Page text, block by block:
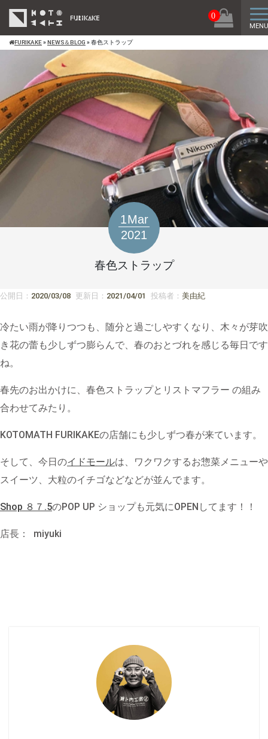
0
MENU
FURIKAKE»NEWS＆BLOG »春色ストラップ
1Mar
2021
春色ストラップ
公開日： 2020/03/08 更新日： 2021/04/01 投稿者： 美由紀
冷たい雨が降りつつも、随分と過ごしやすくなり、木々が芽吹
き花の蕾も少しずつ膨らんで、春のおとづれを感じる毎日です
ね。
春先のお出かけに、春色ストラップとリストマフラー の組み
合わせてみたり。
KOTOMATH FURIKAKEの店舗にも少しずつ春が来ています。
そして、今日のイドモールは、ワクワクするお惣菜メニューや
スイーツ、大粒のイチゴなどなどが並んでます。
Shop ８７.5のPOP UP ショップも元気にOPENしてます！！
店長： miyuki